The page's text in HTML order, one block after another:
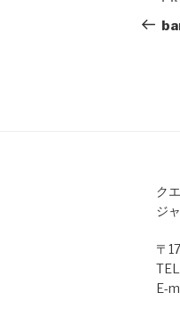
ク
ジ
〒
E-